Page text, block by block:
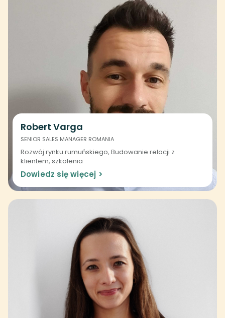
Robert Varga
SENIOR SALES MANAGER ROMANIA
Rozwój rynku rumuńskiego, Budowanie relacji z
klientem, szkolenia
Dowiedz się więcej >